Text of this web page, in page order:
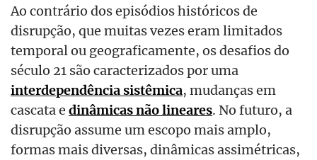
Ao contrário dos episódios históricos de
disrupção, que muitas vezes eram limitados
temporal ou geograficamente, os desafios do
século 21 são caracterizados por uma
interdependência sistêmica, mudanças em
cascata e dinâmicas não lineares. No futuro, a
disrupção assume um escopo mais amplo,
formas mais diversas, dinâmicas assimétricas,